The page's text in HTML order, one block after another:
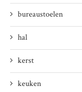
bureaustoelen
hal
kerst
keuken